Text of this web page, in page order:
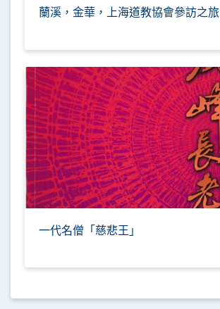
蘭溪，金華，上海道教協會參訪之旅
一代名僧「慈悲王」